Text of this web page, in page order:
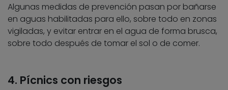
Algunas medidas de prevención pasan por bañarse
en aguas habilitadas para ello, sobre todo en zonas
vigiladas, y evitar entrar en el agua de forma brusca,
sobre todo después de tomar el sol o de comer.
4. Pícnics con riesgos